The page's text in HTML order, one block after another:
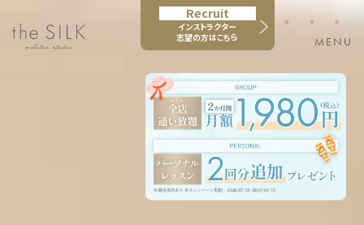
Recruit
インストラクター
志望の方はこちら
・・・
MENU